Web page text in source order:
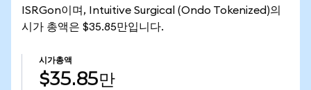
ISRGon이며, Intuitive Surgical (Ondo Tokenized)의
시가 총액은 $35.85만입니다.
시가총액
$35.85만